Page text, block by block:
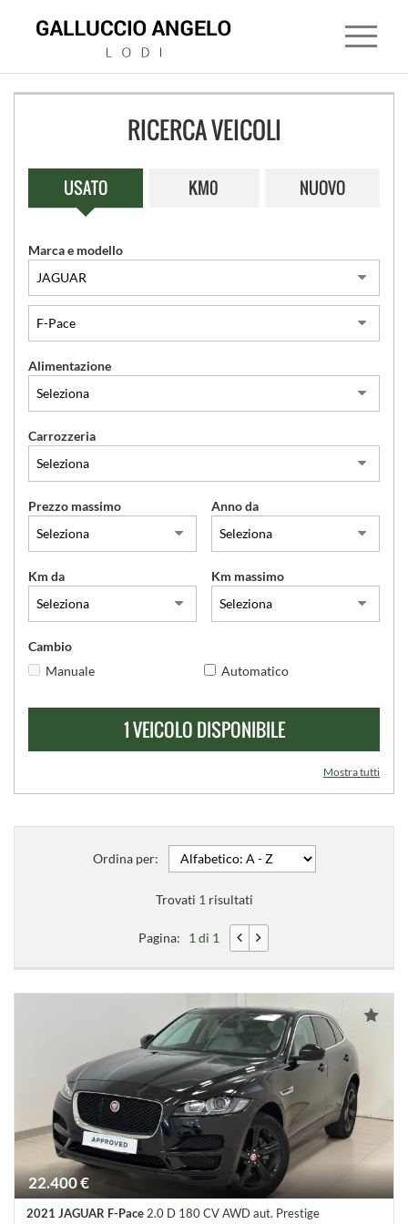
CONCESSIONARIA
LAND
JAGUAR
MITSUBISHI
USATO
CONTATTI
RICERCA VEICOLI
USATO KM0 NUOVO
Marca e modello
Alimentazione
Carrozzeria
Prezzo massimo Anno da
Km da Km massimo
Cambio
Manuale
Automatico
1 VEICOLO DISPONIBILE
Mostra tutti
Ordina per:
Trovati 1 risultati
Pagina: 1 di 1
22.400 €
2021 JAGUAR F-Pace 2.0 D 180 CV AWD aut. Prestige